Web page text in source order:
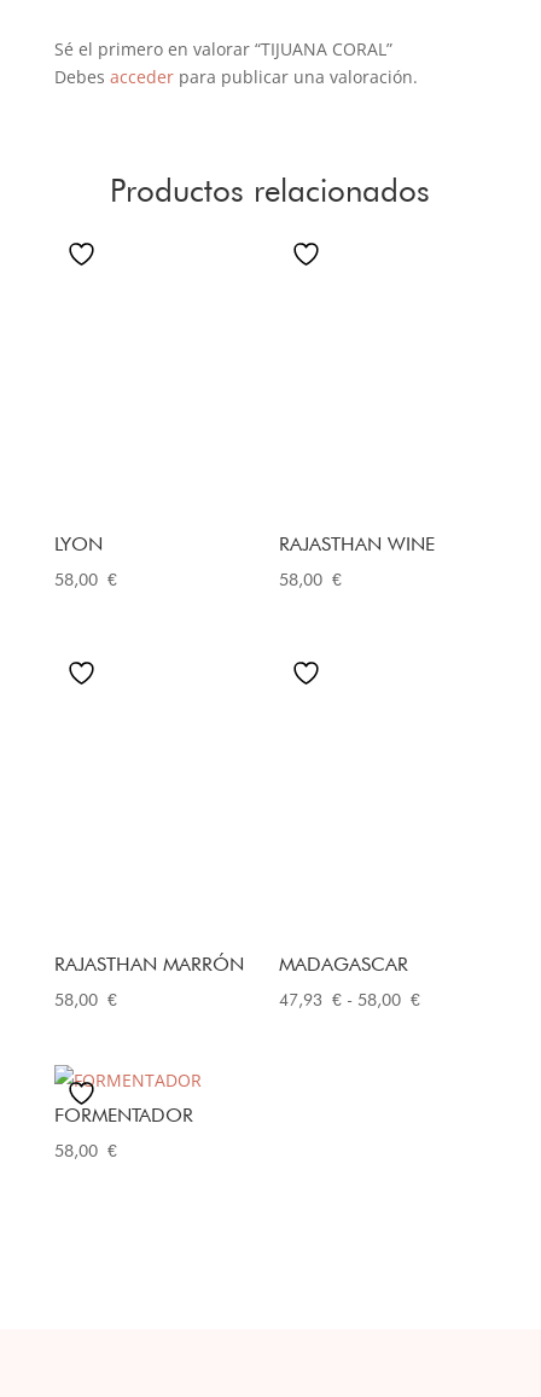
Sé el primero en valorar “TIJUANA CORAL”
Debes accederpara publicar una valoración.
Productos relacionados
LYON
58,00 €
RAJASTHAN WINE
58,00€
RAJASTHAN MARRÓN
58,00 €
MADAGASCAR
47,93€ - 58,00€Rango
FORMENTADOR
58,00 €